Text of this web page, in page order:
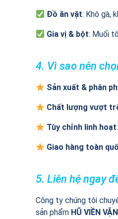
Đồ ăn vặt: Khô gà,
Gia vị & bột: Muối
4. Vì sao nên
Sản xuất & phân
Chất lượng vượt
Tùy chỉnh linh hoạt
Giao hàng toàn
5. Liên hệ ngay
Công ty chúng tôi
sản phẩm HŨ VIỀN